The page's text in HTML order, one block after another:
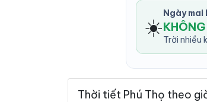
☀️
Ngày mai
Trời nhiều
Thời tiết Phú Thọ theo